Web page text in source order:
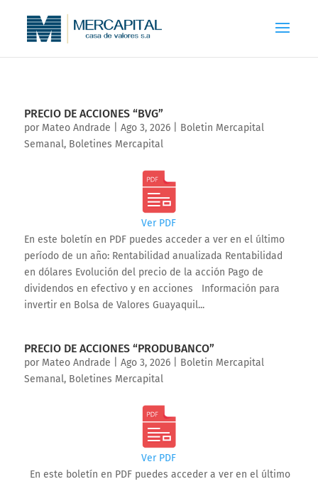
PRECIO DE ACCIONES “BVG”
por Mateo Andrade Ago 3, 2026| Boletin Mercapital
Semanal, Boletines Mercapital
Ver PDF
En este boletín en PDF puedes acceder a ver en el último
período de un año: Rentabilidad anualizada Rentabilidad
en dólares Evolución del precio de la acción Pago de
dividendos en efectivo y en acciones Información para
invertir en Bolsa de Valores Guayaquil...
PRECIO DE ACCIONES “PRODUBANCO”
por Mateo Andrade Ago 3, 2026| Boletin Mercapital
Semanal, Boletines Mercapital
Ver PDF
En este boletín en PDF puedes acceder a ver en el último